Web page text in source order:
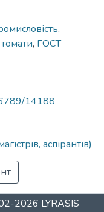
,
томати, ГОСТ
14188
аспірантів)
2026 LYRASIS